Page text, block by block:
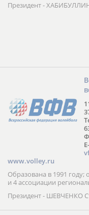
Президент -
www.volley.ru
Образована в 1991
и 4 ассоциации
Президент - ШЕВЧЕНКО